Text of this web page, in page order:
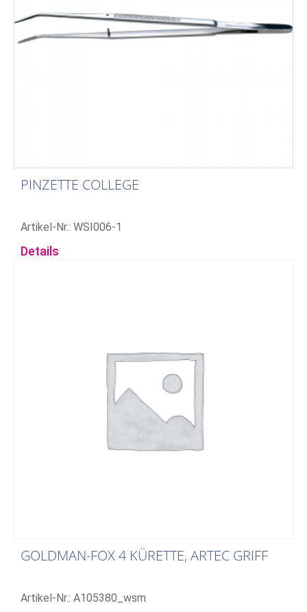
PINZETTE COLLEGE
Artikel-Nr.: WSI006-1
Details
GOLDMAN-FOX 4 KÜRETTE, ARTEC GRIFF
Artikel-Nr.: A105380_wsm